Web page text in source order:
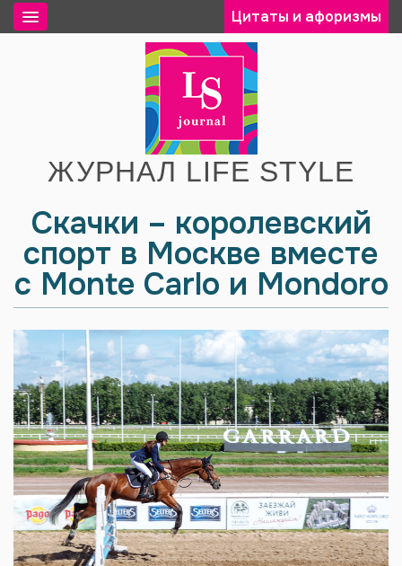
Цитаты и афоризмы
ЖУРНАЛ LIFE STYLE
Скачки – королевский
спорт в Москве вместе
с Monte Carlo и Mondoro